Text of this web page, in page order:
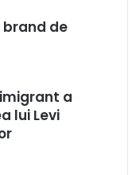
brand de
a
lui Levi